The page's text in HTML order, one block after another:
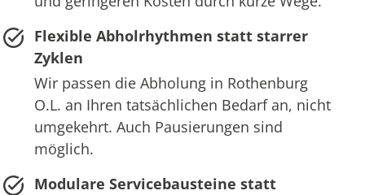
Flexible Abholrhythmen statt starrer
Zyklen
Wir passen die Abholung in Rothenburg
O.L. an Ihren tatsächlichen Bedarf an, nicht
umgekehrt. Auch Pausierungen sind
möglich.
Modulare Servicebausteine statt